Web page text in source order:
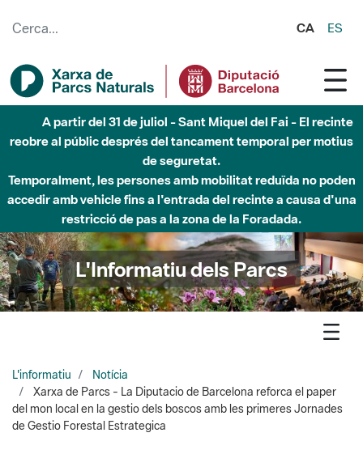
CA ES
Fins al desembre de 2026 - Parc Fluvial Besòs -
Afectacions a la llera del Parc Fluvial del Besòs degut a
obres de construcció d'una passera sobre el riu
L'Informatiu dels Parcs
L'informatiu
Notícia
Xarxa de Parcs - La Diputacio de Barcelona reforca el paper
de Gestio Forestal Estrategica
Xarxa de Parcs NaturalsEs va tractar la